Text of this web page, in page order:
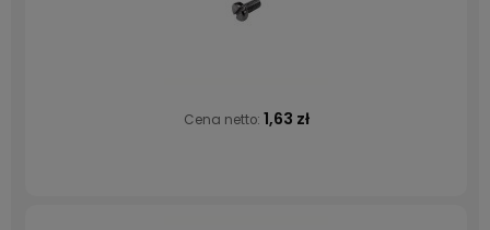
Cena netto: 1,63 zł